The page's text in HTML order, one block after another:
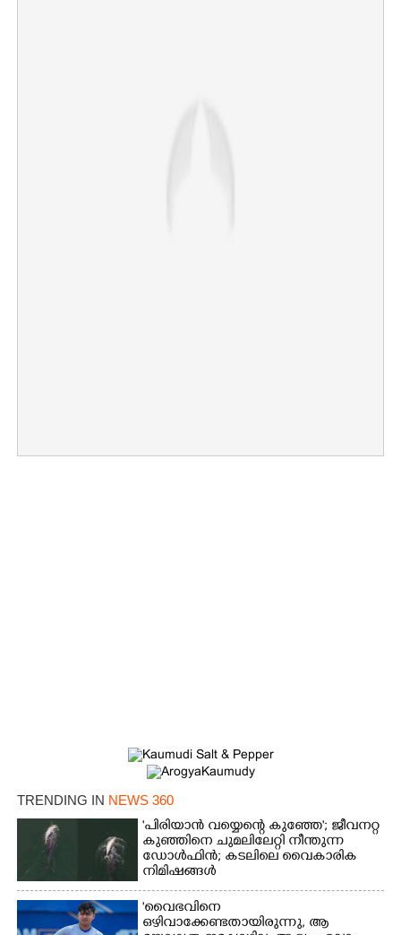
TRENDING IN NEWS 360
'പിരിയാൻ വയ്യെന്റെ കുഞ്ഞേ'; ജീവനറ്റ
കുഞ്ഞിനെ ചുമലിലേറ്റി നീന്തുന്ന
ഡോൾഫിൻ; കടലിലെ വൈകാരിക
നിമിഷങ്ങൾ
'വൈഭവിനെ
ഒഴിവാക്കേണ്ടതായിരുന്നു,​ ആ